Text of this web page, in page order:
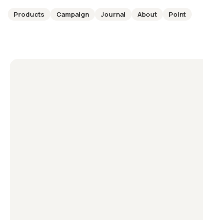
Products Campaign Journal About Point